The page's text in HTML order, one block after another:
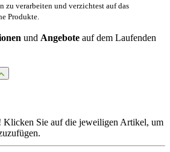
zu verarbeiten und verzichtest auf das
Produkte.
und Angebote auf dem Laufenden
Klicken Sie auf die jeweiligen Artikel, um